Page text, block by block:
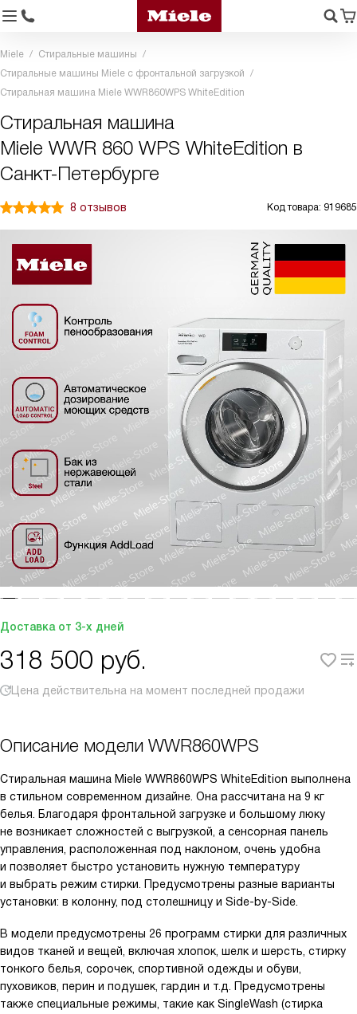
Miele
Стиральные машины
Стиральные машины Miele с фронтальной загрузкой
Стиральная машина Miele WWR860WPS WhiteEdition
Стиральная машина
Miele WWR 860 WPS WhiteEdition в
Санкт-Петербурге
8 отзывов Код товара: 919685
Доставка от 3-х дней
318 500 руб.
Цена действительна на момент последней продажи
Описание модели WWR860WPS
Стиральная машина Miele WWR860WPS WhiteEdition выполнена
в стильном современном дизайне. Она рассчитана на 9 кг
белья. Благодаря фронтальной загрузке и большому люку
не возникает сложностей с выгрузкой, а сенсорная панель
управления, расположенная под наклоном, очень удобна
и позволяет быстро установить нужную температуру
и выбрать режим стирки. Предусмотрены разные варианты
установки: в колонну, под столешницу и Side-by-Side.
В модели предусмотрены 26 программ стирки для различных
видов тканей и вещей, включая хлопок, шелк и шерсть, стирку
тонкого белья, сорочек, спортивной одежды и обуви,
пуховиков, перин и подушек, гардин и т.д. Предусмотрены
также специальные режимы, такие как SingleWash (стирка